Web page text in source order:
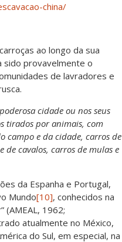
china/
ao longo da sua
sido provavelmente o
de lavradores e
cidade ou nos seus
tirados por animais, com
campo e da cidade, carros de
de cavalos, carros de mulas e
da Espanha e Portugal,
Mundo[10], conhecidos na
(AMEAL, 1962;
atualmente no México,
do Sul, em especial, na